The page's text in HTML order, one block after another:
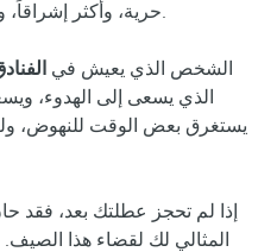
حرية، وأكثر إشراقاً، وأكثر قرباً إلى شخصيتك الحقيقية.
الشخص الذي يعيش في
الذي يسعى إلى الهدوء،
يستغرق بعض الوقت للنهوض،
إذا لم تحجز عطلتك بعد، فقد
المثالي لك لقضاء هذا